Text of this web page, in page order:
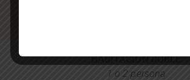
HABITACIÓN DOBLE
1 o 2 persona